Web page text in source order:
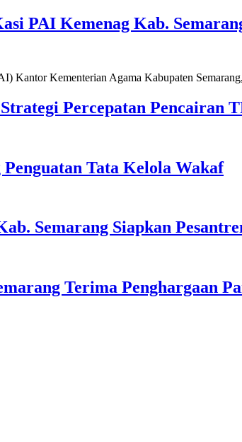
PAI Kemenag Kab.
Kantor Kementerian Agama Kabupaten
Percepatan Pencairan
Tata Kelola Wakaf
Semarang Siapkan
Terima Penghargaan